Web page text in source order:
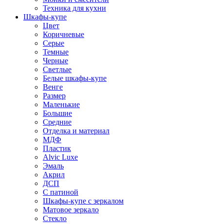
Техника для кухни
Шкафы-купе
Цвет
Коричневые
Серые
Темные
Черные
Светлые
Белые шкафы-купе
Венге
Размер
Маленькие
Большие
Средние
Отделка и материал
МДФ
Пластик
Alvic Luxe
Эмаль
Акрил
ДСП
С патиной
Шкафы-купе с зеркалом
Матовое зеркало
Стекло